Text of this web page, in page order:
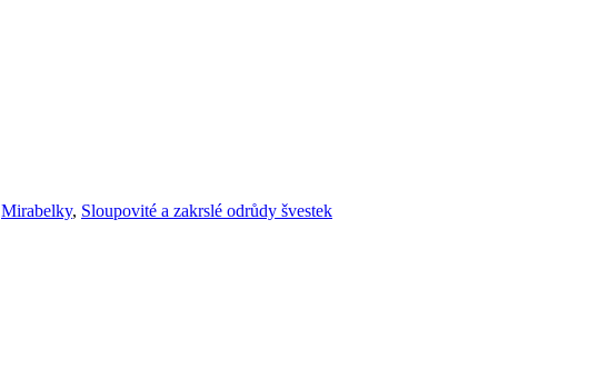
Mirabelky, Sloupovité a zakrslé odrůdy švestek